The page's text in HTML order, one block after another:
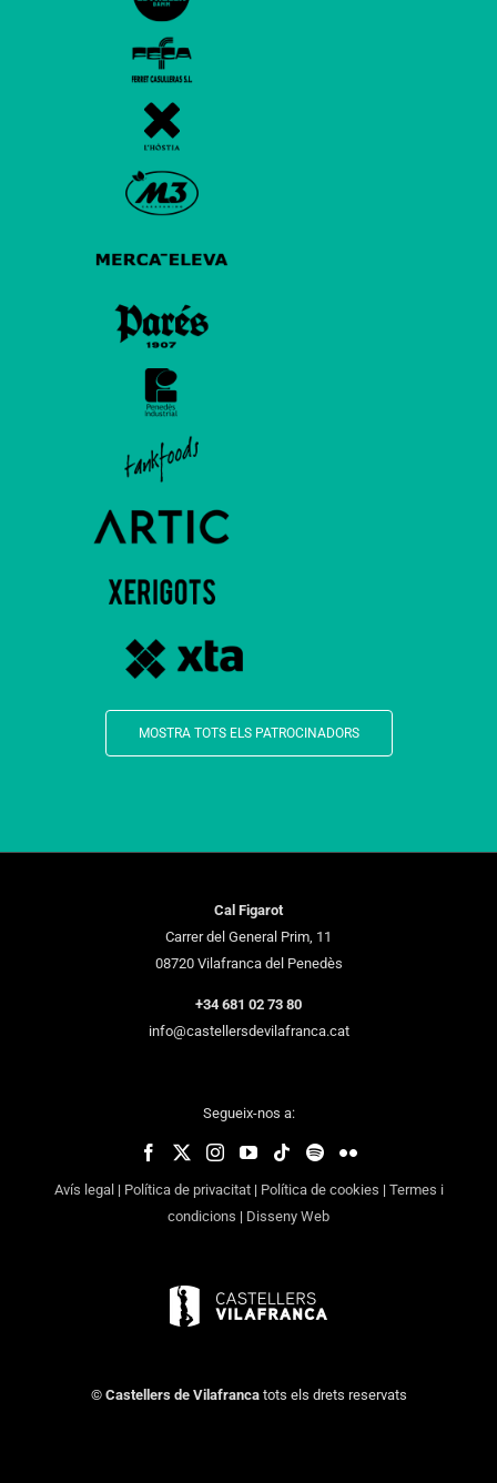
MOSTRA TOTS ELS PATROCINADORS
Cal Figarot
Carrer del General Prim, 11
08720 Vilafranca del Penedès
+34 681 02 73 80
info@castellersdevilafranca.cat
Segueix-nos a:
Avís legal | Política de privacitat| Política de cookies | Termes i
condicions | Disseny Web
© Castellers de Vilafrancatots els drets reservats